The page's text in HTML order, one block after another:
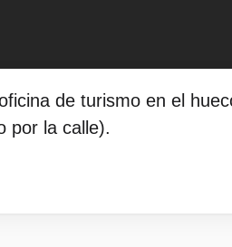
de turismo en el
por la calle).